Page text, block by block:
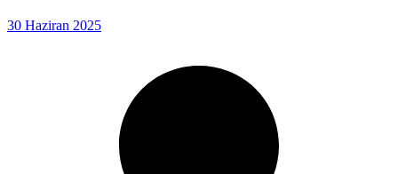
30 Haziran 2025